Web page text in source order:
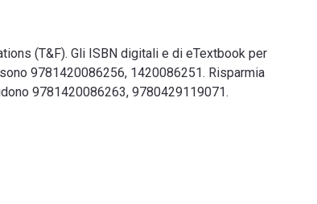
(T&F). Gli ISBN digitali e di eTextbook per
9781420086256, 1420086251. Risparmia
9781420086263, 9780429119071.